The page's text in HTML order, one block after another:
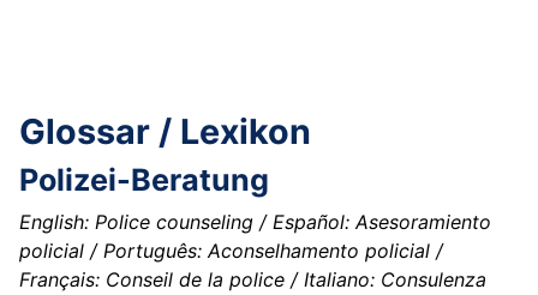
Glossar / Lexikon
Polizei-Beratung
English: Police counseling / Español: Asesoramiento
policial / Português: Aconselhamento policial /
Français: Conseil de la police / Italiano: Consulenza